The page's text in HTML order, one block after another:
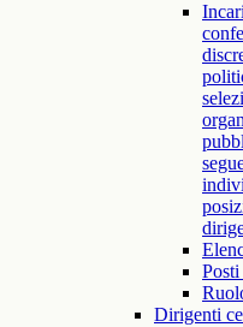
Dirigenti